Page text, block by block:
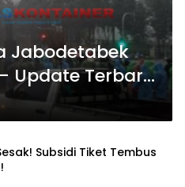
Jabodetabek
Update Terbaru
Subsidi Tiket Tembus